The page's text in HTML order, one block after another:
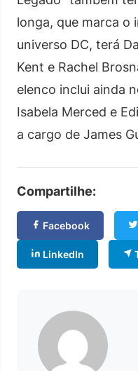
longa, que marca o
universo DC, terá
Kent e Rachel
elenco inclui ainda
Isabela Merced e
a cargo de James
Compartilhe:
Facebook
LinkedIn